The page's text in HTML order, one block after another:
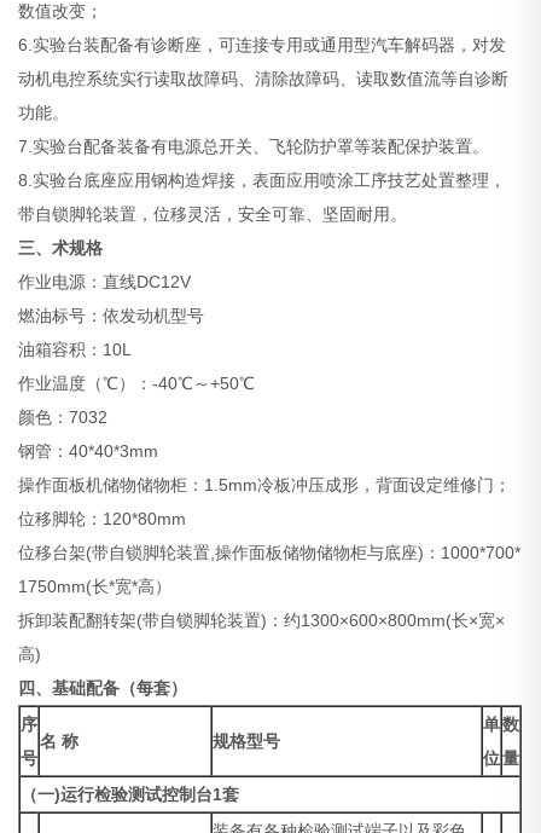
数值改变；
6.实验台装配备有诊断座，可连接专用或通用型汽车解码器，对发
动机电控系统实行读取故障码、清除故障码、读取数值流等自诊断
功能。
7.实验台配备装备有电源总开关、飞轮防护罩等装配保护装置。
8.实验台底座应用钢构造焊接，表面应用喷涂工序技艺处置整理，
带自锁脚轮装置，位移灵活，安全可靠、坚固耐用。
三、术规格
作业电源：直线DC12V
燃油标号：依发动机型号
油箱容积：10L
作业温度（℃）：-40℃～+50℃
颜色：7032
钢管：40*40*3mm
操作面板机储物储物柜：1.5mm冷板冲压成形，背面设定维修门；
位移脚轮：120*80mm
位移台架(带自锁脚轮装置,操作面板储物储物柜与底座)：1000*700*
1750mm(长*宽*高）
拆卸装配翻转架(带自锁脚轮装置)：约1300×600×800mm(长×宽×
高)
四、基础配备（每套）
序
号
名 称 规格型号
单
位
数
量
（一)运行检验测试控制台1套